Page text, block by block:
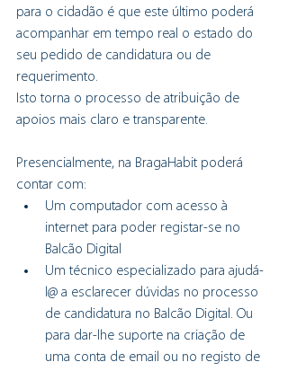
para o cidadão é que este último poderá
acompanhar em tempo real o estado do
seu pedido de candidatura ou de
requerimento.
Isto torna o processo de atribuição de
apoios mais claro e transparente.
Presencialmente, na BragaHabit poderá
contar com:
Um computador com acesso à
internet para poder registar-se no
Balcão Digital
Um técnico especializado para ajudá-
l@ a esclarecer dúvidas no processo
de candidatura no Balcão Digital. Ou
para dar-lhe suporte na criação de
uma conta de email ou no registo de